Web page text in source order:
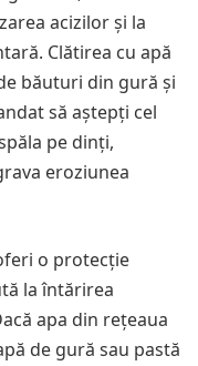
acizilor și la
Clătirea cu apă
băuturi din gură și
să aștepți cel
pe dinți,
eroziunea
o protecție
la întărirea
apa din rețeaua
de gură sau pastă